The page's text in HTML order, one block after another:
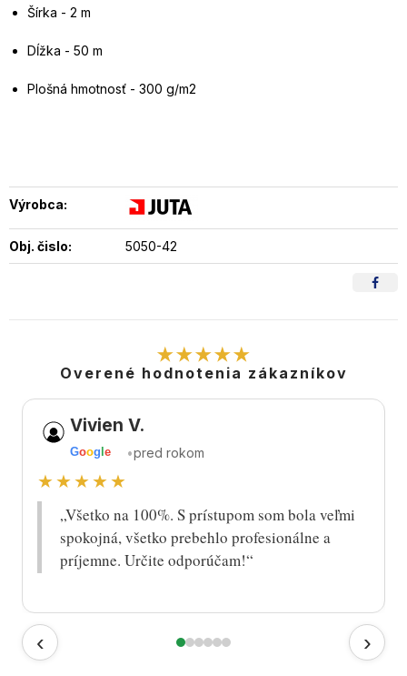
Šírka - 2 m
Dĺžka - 50 m
Plošná hmotnosť - 300 g/m2
Výrobca:
Obj. čislo: 5050-42
★★★★★
Overené hodnotenia zákazníkov
‹
Vivien V.
Goog le •pred rokom
★★★★★
„Všetko na 100%. S prístupom som bola veľmi
spokojná, všetko prebehlo profesionálne a
príjemne. Určite odporúčam!“
›